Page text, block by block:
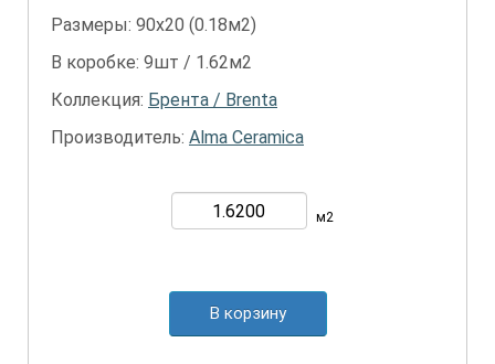
Размеры: 90х20 (0.18м2)
В коробке: 9шт / 1.62м2
Коллекция: Брента / Brenta
Производитель: Alma Ceramica
м2
В корзину